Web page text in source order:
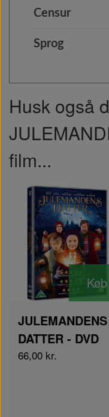
Censur
Sprog
Husk også
film...
Køb
JULEMANDENS
DATTER - DVD
66,00 kr.